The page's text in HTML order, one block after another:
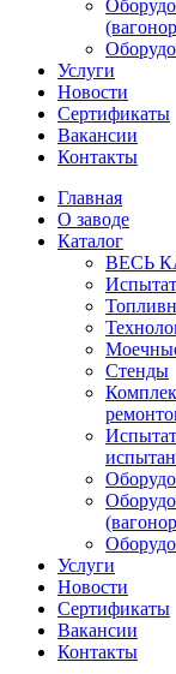
Услуги
Новости
Сертификаты
Вакансии
Контакты
Главная
О заводе
Каталог
ВЕСЬ
Стенды
Услуги
Новости
Сертификаты
Вакансии
Контакты